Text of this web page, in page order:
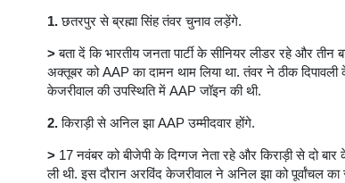
1.छतरपुर से ब्रह्मा सिंह तंवर चुनाव लड़ेंगे.
>बता दें कि भारतीय जनता पार्टी के सीनियर लीडर रहे और तीन
अक्तूबर को AAP का दामन थाम लिया था. तंवर ने ठीक
केजरीवाल की उपस्थिति में AAP जॉइन की थी.
2.किराड़ी से अनिल झा AAP उम्मीदवार होंगे.
> 17 नवंबर को बीजेपी के दिग्गज नेता रहे और किराड़ी से दो
ली थी. इस दौरान अरविंद केजरीवाल ने अनिल झा को पूर्वांचल का